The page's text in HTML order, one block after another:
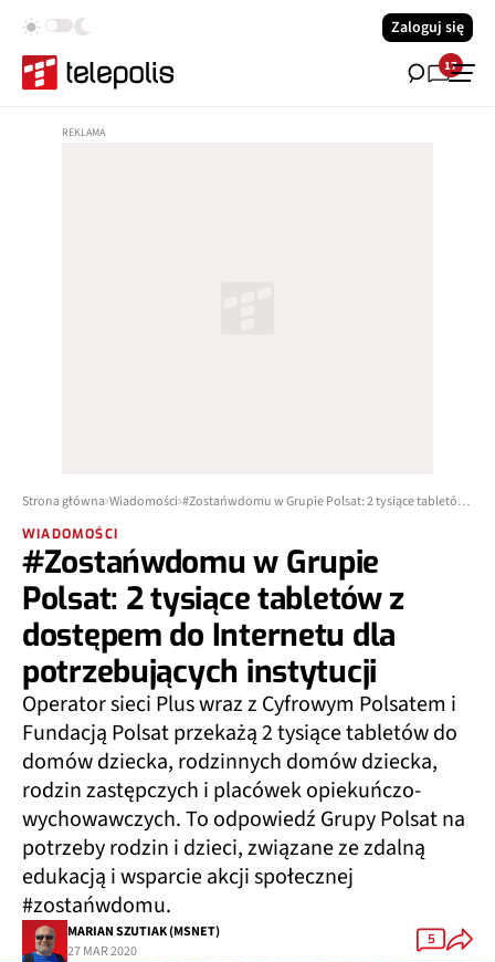
Zaloguj się
17
Strona główna Wiadomości #Zostańwdomu w Grupie Polsat: 2 tysiące tabletów z dostępem do Internetu dla potrzebujących instytucji
WIADOMOŚCI
#Zostańwdomu w Grupie
Polsat: 2 tysiące tabletów z
dostępem do Internetu dla
potrzebujących instytucji
Operator sieci Plus wraz z Cyfrowym Polsatem i
Fundacją Polsat przekażą 2 tysiące tabletów do
domów dziecka, rodzinnych domów dziecka,
rodzin zastępczych i placówek opiekuńczo-
wychowawczych. To odpowiedź Grupy Polsat na
potrzeby rodzin i dzieci, związane ze zdalną
edukacją i wsparcie akcji społecznej
#zostańwdomu.
MARIAN SZUTIAK (MSNET)
27 MAR 2020
5